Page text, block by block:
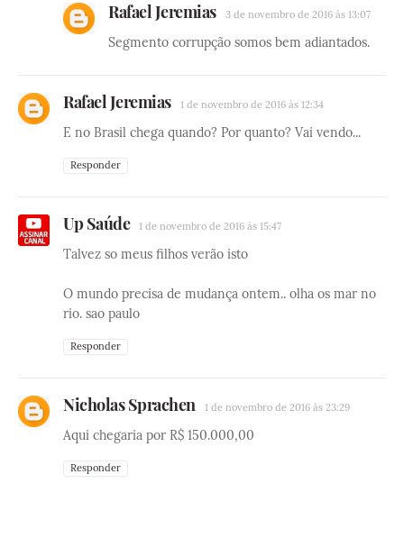
Rafael Jeremias 3 de novembro de 2016 às 13:07
Segmento corrupção somos bem adiantados.
Rafael Jeremias 1 de novembro de 2016 às 12:34
E no Brasil chega quando? Por quanto? Vai vendo...
Responder
Up Saúde 1 de novembro de 2016 às 15:47
Talvez so meus filhos verão isto
O mundo precisa de mudança ontem.. olha os mar no
rio. sao paulo
Responder
Nicholas Sprachen 1 de novembro de 2016 às 23:29
Aqui chegaria por R$ 150.000,00
Responder